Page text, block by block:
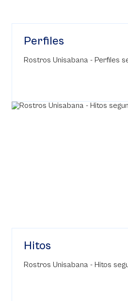
Perfiles
Rostros Unisabana - Perfiles
Hitos
Rostros Unisabana - Hitos